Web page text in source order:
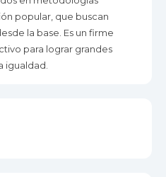
popular, que buscan
la base. Es un firme
para lograr grandes
igualdad.